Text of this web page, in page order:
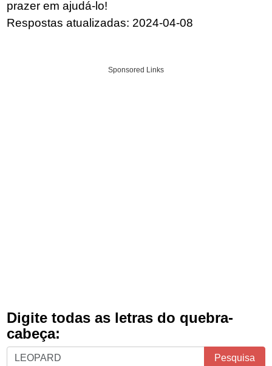
prazer em ajudá-lo!
Respostas atualizadas: 2024-04-08
Sponsored Links
Digite todas as letras do quebra-
cabeça:
Digite
Pesquisa